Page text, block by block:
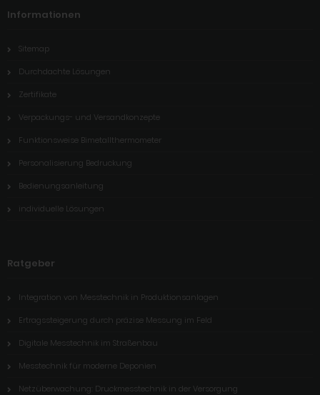
Informationen
Sitemap
Durchdachte Lösungen
Zertifikate
Verpackungs- und Versandkonzepte
Funktionsweise Bimetallthermometer
Personalisierung Bedruckung
Bedienungsanleitung
individuelle Lösungen
Ratgeber
Integration von Messtechnik in Produktionsanlagen
Ertragssteigerung durch präzise Messung im Feld
Digitale Messtechnik im Straßenbau
Messtechnik für moderne Deponien
Netzüberwachung: Druckmesstechnik in der Versorgung